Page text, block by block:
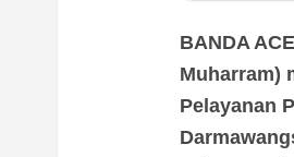
BANDA
Muharram)
Pelayanan